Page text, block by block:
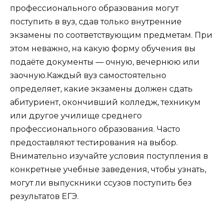
профессионального образования могут
поступить в вуз, сдав только внутренние
экзамены по соответствующим предметам. При
этом неважно, на какую форму обучения вы
подаёте документы — очную, вечернюю или
заочную.Каждый вуз самостоятельно
определяет, какие экзамены должен сдать
абитуриент, окончивший колледж, техникум
или другое училище среднего
профессионального образования. Часто
предоставляют тестирования на выбор.
Внимательно изучайте условия поступления в
конкретные учебные заведения, чтобы узнать,
могут ли выпускники ссузов поступить без
результатов ЕГЭ.